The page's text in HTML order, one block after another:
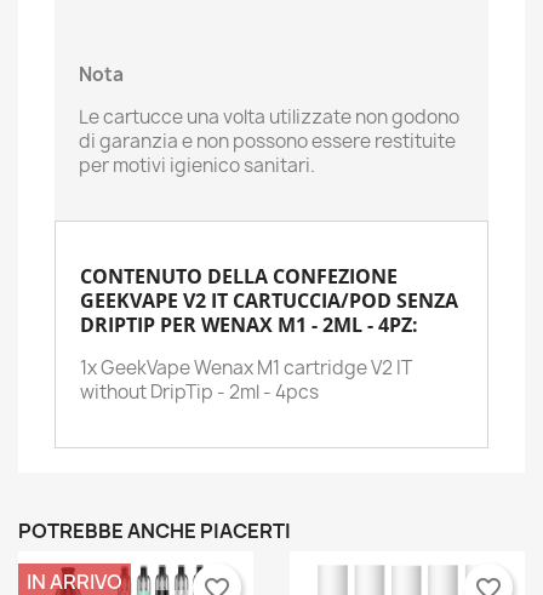
Nota
Le cartucce una volta utilizzate non godono
di garanzia e non possono essere restituite
per motivi igienico sanitari.
CONTENUTO DELLA CONFEZIONE
GEEKVAPE V2 IT CARTUCCIA/POD SENZA
DRIPTIP PER WENAX M1 - 2ML - 4PZ:
1x GeekVape Wenax M1 cartridge V2 IT
without DripTip - 2ml - 4pcs
POTREBBE ANCHE PIACERTI
IN ARRIVO
favorite_border favorite_border